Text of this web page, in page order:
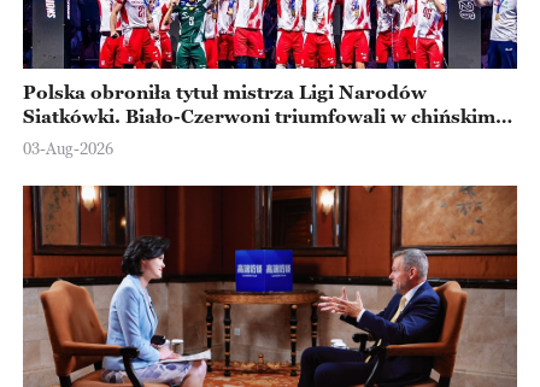
Polska obroniła tytuł mistrza Ligi Narodów
Siatkówki. Biało-Czerwoni triumfowali w chińskim
Ningbo
03-Aug-2026